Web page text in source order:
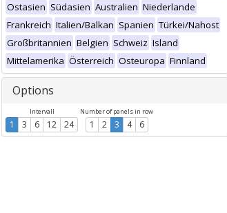
Ostasien Südasien Australien Niederlande
Frankreich Italien/Balkan Spanien Türkei/Nahost
Großbritannien Belgien Schweiz Island
Mittelamerika Österreich Osteuropa Finnland
Options
Intervall
1 3 6 12 24
Number of panels in row
1 2 3 4 6